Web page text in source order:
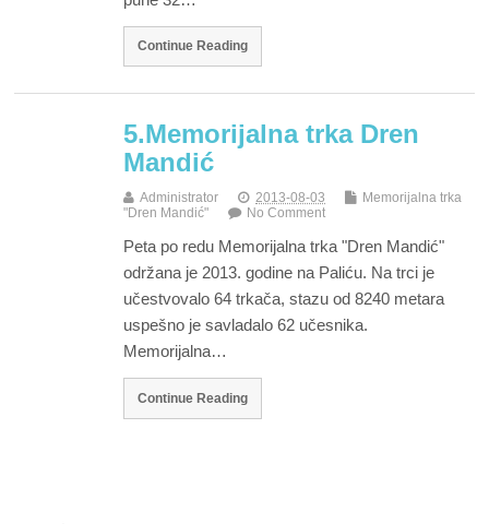
Continue Reading
5.Memorijalna trka Dren
Mandić
Administrator 2013-08-03
Memorijalna trka
"Dren Mandić"
No Comment
Peta po redu Memorijalna trka "Dren Mandić"
održana je 2013. godine na Paliću. Na trci je
učestvovalo 64 trkača, stazu od 8240 metara
uspešno je savladalo 62 učesnika.
Memorijalna…
Continue Reading